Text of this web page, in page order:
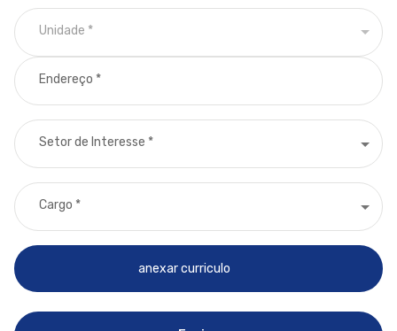
Unidade *
Endereço *
Setor de Interesse *
Cargo *
anexar curriculo